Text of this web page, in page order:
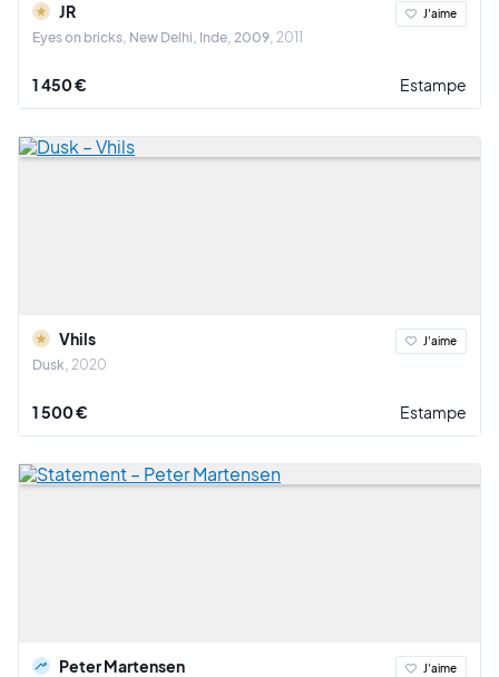
JR
Eyes on bricks, New Delhi, Inde, 2009 2011
J'aime
1 450 € Estampe
Vhils
Dusk 2020
J'aime
1 500 € Estampe
Peter Martensen J'aime